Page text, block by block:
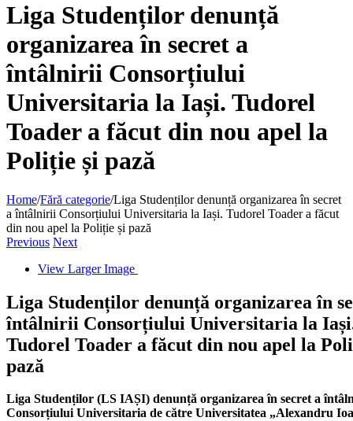
Liga Studenților denunță
organizarea în secret a
întâlnirii Consorțiului
Universitaria la Iași. Tudorel
Toader a făcut din nou apel la
Poliție și pază
Home/Fără categorie/Liga Studenților denunță organizarea în secret
a întâlnirii Consorțiului Universitaria la Iași. Tudorel Toader a făcut
din nou apel la Poliție și pază
Previous Next
View Larger Image
Liga Studenților denunță organizarea în
întâlnirii Consorțiului Universitaria la
Tudorel Toader a făcut din nou apel la
pază
Liga Studenților (LS IAȘI) denunță organizarea în secret a
Consorțiului Universitaria de către Universitatea „Alexandru